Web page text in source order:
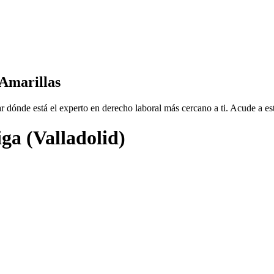
está el experto en derecho laboral más cercano a ti. Acude a
(Valladolid)